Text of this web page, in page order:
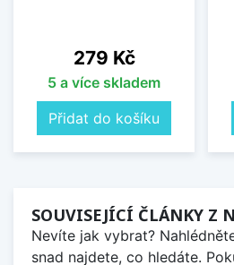
Cena
279 Kč
5 a více skladem
Přidat do košíku
SOUVISEJÍCÍ ČLÁNKY Z
Nevíte jak vybrat?
snad najdete, co hledáte.